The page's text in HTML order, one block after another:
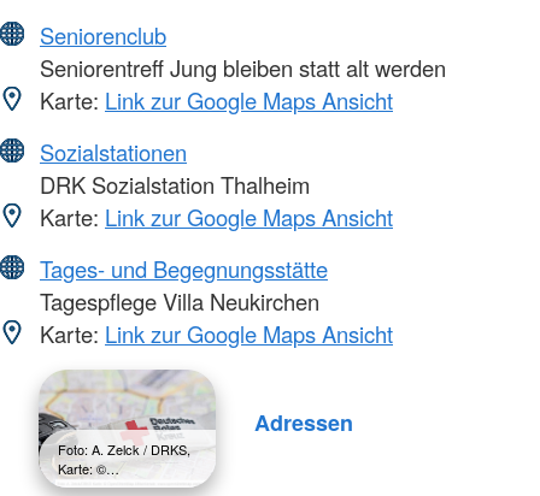
Seniorenclub
Seniorentreff Jung bleiben statt alt werden
Karte: Link zur Google Maps Ansicht
Sozialstationen
DRK Sozialstation Thalheim
Karte: Link zur Google Maps Ansicht
Tages- und Begegnungsstätte
Tagespflege Villa Neukirchen
Karte: Link zur Google Maps Ansicht
Foto: A. Zelck / DRKS,
Karte: ©…
Adressen